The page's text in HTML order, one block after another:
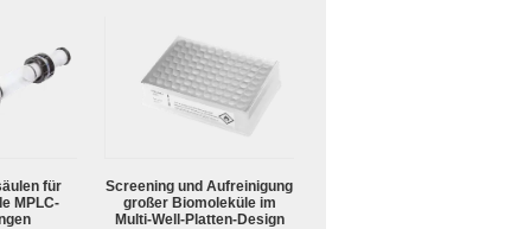
für
MPLC-
Screening und Aufreinigung
großer Biomoleküle im
Multi-Well-Platten-Design